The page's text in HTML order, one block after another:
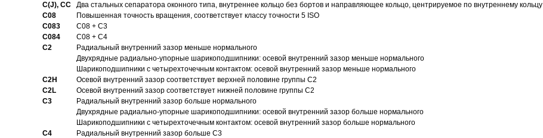
C(J), CC
Два стальных сепаратора оконного типа, внутреннее кольцо без бортов и направляющее кольцо, центрируемое по внутреннему кольцу
C08
Повышенная точность вращения, соответствует классу точности 5 ISO
C083
C08 + C3
C084
C08 + C4
C2
Pадиальный внутренний зазор меньше нормального
Двухрядные радиально-упорные шарикоподшипники: осевой внутренний зазор меньше нормального
Шарикоподшипники с четырехточечным контактом: осевой внутренний зазор меньше нормального
C2H
Осевой внутренний зазор соответствует верхней половине группы C2
C2L
Осевой внутренний зазор соответствует нижней половине группы C2
C3
Pадиальный внутренний зазор больше нормального
Двухрядные радиально-упорные шарикоподшипники: осевой внутренний зазор больше нормального
Шарикоподшипники с четырехточечным контактом: осевой внутренний зазор больше нормального
C4
Pадиальный внутренний зазор больше C3